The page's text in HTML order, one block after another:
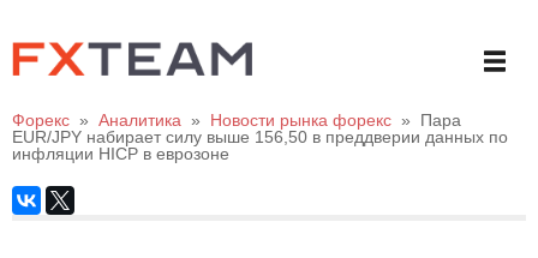
Форекс » Аналитика » Новости рынка форекс »
Пара
EUR/JPY набирает силу выше 156,50 в преддверии данных по
инфляции HICP в еврозоне